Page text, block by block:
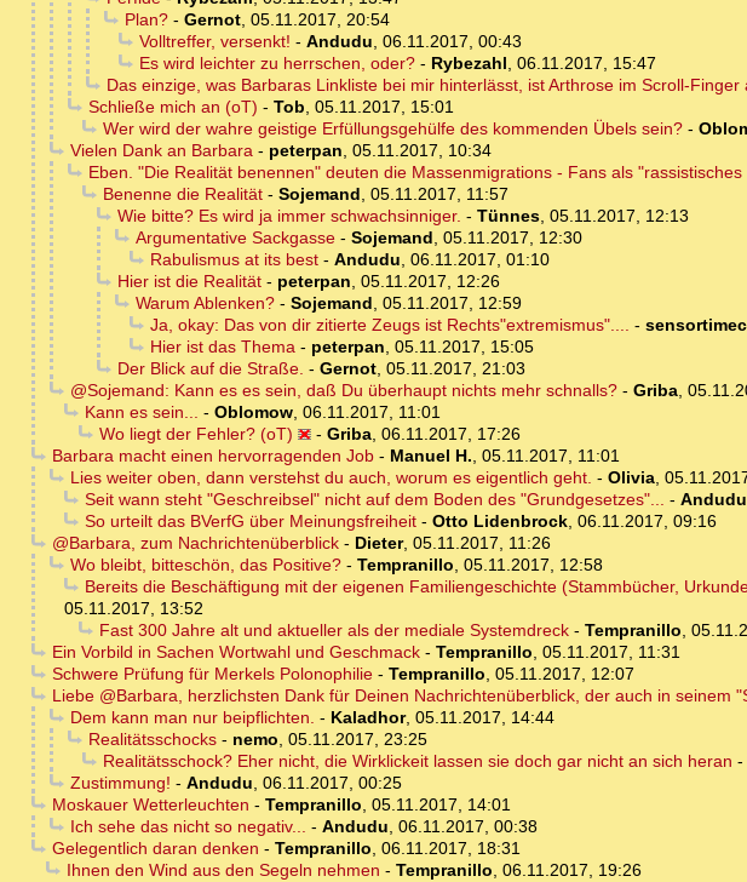
Plan?- Gernot, 05.11.2017, 20:54
Volltreffer, versenkt! - Andudu, 06.11.2017, 00:43
Es wird leichter zu herrschen, oder?- Rybezahl, 06.11.2017, 15:47
Das einzige, was Barbaras Linkliste bei mir hinterlässt, ist Arthrose im Scroll-Finger
Schließe mich an (oT) - Tob, 05.11.2017, 15:01
Wer wird der wahre geistige Erfüllungsgehülfe des kommenden Übels sein?-
Vielen Dank an Barbara- peterpan, 05.11.2017, 10:34
Eben. "Die Realität benennen" deuten die Massenmigrations - Fans als "rassistisches
Benenne die Realität- Sojemand, 05.11.2017, 11:57
Wie bitte? Es wird ja immer schwachsinniger. - Tünnes, 05.11.2017, 12:13
Argumentative Sackgasse- Sojemand, 05.11.2017, 12:30
Rabulismus at its best- Andudu, 06.11.2017, 01:10
Hier ist die Realität- peterpan, 05.11.2017, 12:26
Warum Ablenken?- Sojemand, 05.11.2017, 12:59
Ja, okay: Das von dir zitierte Zeugs ist Rechts"extremismus".... -
Hier ist das Thema- peterpan, 05.11.2017, 15:05
Der Blick auf die Straße. - Gernot, 05.11.2017, 21:03
@Sojemand: Kann es es sein, daß Du überhaupt nichts mehr schnalls?- Griba,
Kann es sein... - Oblomow, 06.11.2017, 11:01
Wo liegt der Fehler? (oT)
- Griba, 06.11.2017, 17:26
Barbara macht einen hervorragenden Job- Manuel H., 05.11.2017, 11:01
Lies weiter oben, dann verstehst du auch, worum es eigentlich geht. - Olivia,
Seit wann steht "Geschreibsel" nicht auf dem Boden des "Grundgesetzes"... - Andudu
So urteilt das BVerfG über Meinungsfreiheit- Otto Lidenbrock, 06.11.2017, 09:16
@Barbara, zum Nachrichtenüberblick- Dieter, 05.11.2017, 11:26
Wo bleibt, bitteschön, das Positive?- Tempranillo, 05.11.2017, 12:58
Bereits die Beschäftigung mit der eigenen Familiengeschichte (Stammbücher,
05.11.2017, 13:52
Fast 300 Jahre alt und aktueller als der mediale Systemdreck- Tempranillo,
Ein Vorbild in Sachen Wortwahl und Geschmack- Tempranillo, 05.11.2017, 11:31
Schwere Prüfung für Merkels Polonophilie- Tempranillo, 05.11.2017, 12:07
Liebe @Barbara, herzlichsten Dank für Deinen Nachrichtenüberblick, der auch in seinem
Dem kann man nur beipflichten. - Kaladhor, 05.11.2017, 14:44
Realitätsschocks- nemo, 05.11.2017, 23:25
Realitätsschock? Eher nicht, die Wirklickeit lassen sie doch gar nicht an sich heran -
Zustimmung! - Andudu, 06.11.2017, 00:25
Moskauer Wetterleuchten - Tempranillo, 05.11.2017, 14:01
Ich sehe das nicht so negativ... - Andudu, 06.11.2017, 00:38
Gelegentlich daran denken - Tempranillo, 06.11.2017, 18:31
Ihnen den Wind aus den Segeln nehmen - Tempranillo, 06.11.2017, 19:26